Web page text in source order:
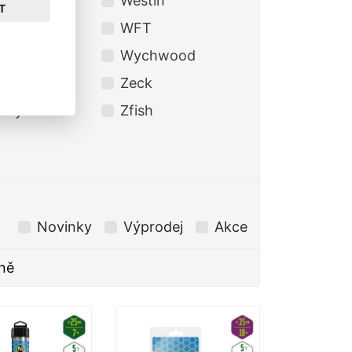
WFT
Wychwood
Zeck
Zfish
Novinky Výprodej Akce